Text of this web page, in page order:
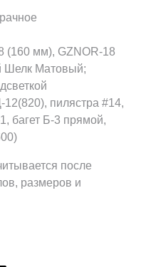
(160 мм), GZNOR-18
Шелк Матовый;
пилястра #14,
багет Б-3 прямой,
после
размеров и